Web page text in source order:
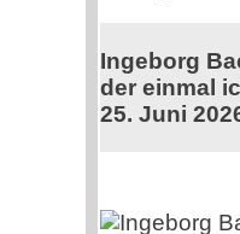
Ingeborg
der einmal
25. Juni